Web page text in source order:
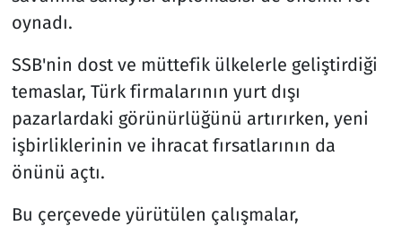
oynadı.
SSB'nin dost ve müttefik ülkelerle geliştirdiği
temaslar, Türk firmalarının yurt dışı
pazarlardaki görünürlüğünü artırırken, yeni
işbirliklerinin ve ihracat fırsatlarının da
önünü açtı.
Bu çerçevede yürütülen çalışmalar,